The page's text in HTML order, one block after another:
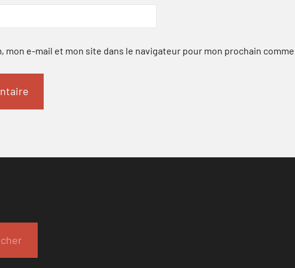
mon e-mail et mon site dans le navigateur pour mon prochain